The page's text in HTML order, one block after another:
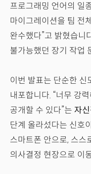
프로그래밍 언어의 일
마이그레이션을 팀 전
완수했다”고 밝혔습니
불가능했던 장기 작업
이번 발표는 단순한 신
내포합니다. “너무 강
공개할 수 있다”는 자
단계 올라섰다는 신호
스마트폰 안으로, 스스
의사결정 현장으로 이